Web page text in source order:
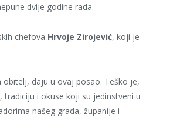
dvije godine rada.
chefova Hrvoje Zirojević, koji je
daju u ovaj posao. Teško je,
tradiciju i okuse koji su jedinstveni u
našeg grada, županije i